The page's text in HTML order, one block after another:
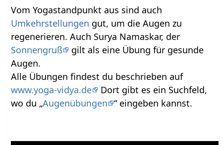
Vom Yogastandpunkt aus sind auch
Umkehrstellungen gut, um die Augen zu
regenerieren. Auch Surya Namaskar, der
Sonnengruß
gilt als eine Übung für gesunde
Augen.
Alle Übungen findest du beschrieben auf
www.yoga-vidya.de
Dort gibt es ein Suchfeld,
wo du „Augenübungen “ eingeben kannst.